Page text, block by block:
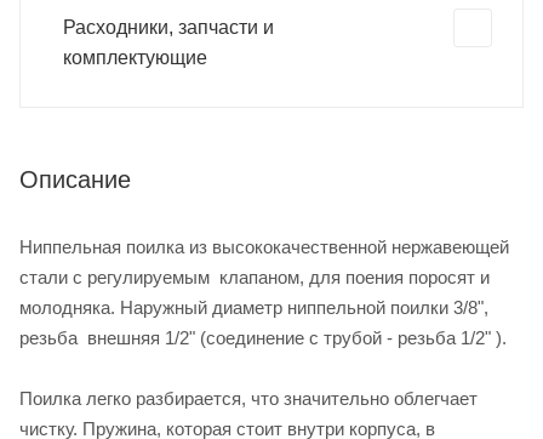
Расходники, запчасти и
комплектующие
Описание
Ниппельная поилка из высококачественной нержавеющей
стали с регулируемым клапаном, для поения поросят и
молодняка. Наружный диаметр ниппельной поилки 3/8",
резьба внешняя 1/2" (соединение с трубой - резьба 1/2" ).
Поилка легко разбирается, что значительно облегчает
чистку. Пружина, которая стоит внутри корпуса, в